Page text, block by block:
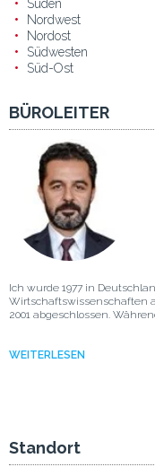
Süden
Nordwest
Nordost
Südwesten
Süd-Ost
BÜROLEITER
Ich wurde 1977 in
Wirtschaftswissenschaften
2001 abgeschlossen.
WEITERLESEN
Standort